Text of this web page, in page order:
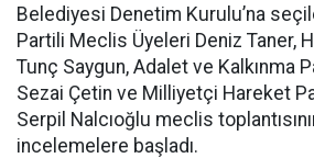
Belediyesi Denetim Kurulu’na
Partili Meclis Üyeleri Deniz Taner,
Tunç Saygun, Adalet ve Kalkınma
Sezai Çetin ve Milliyetçi Hareket
Serpil Nalcıoğlu meclis
incelemelere başladı.